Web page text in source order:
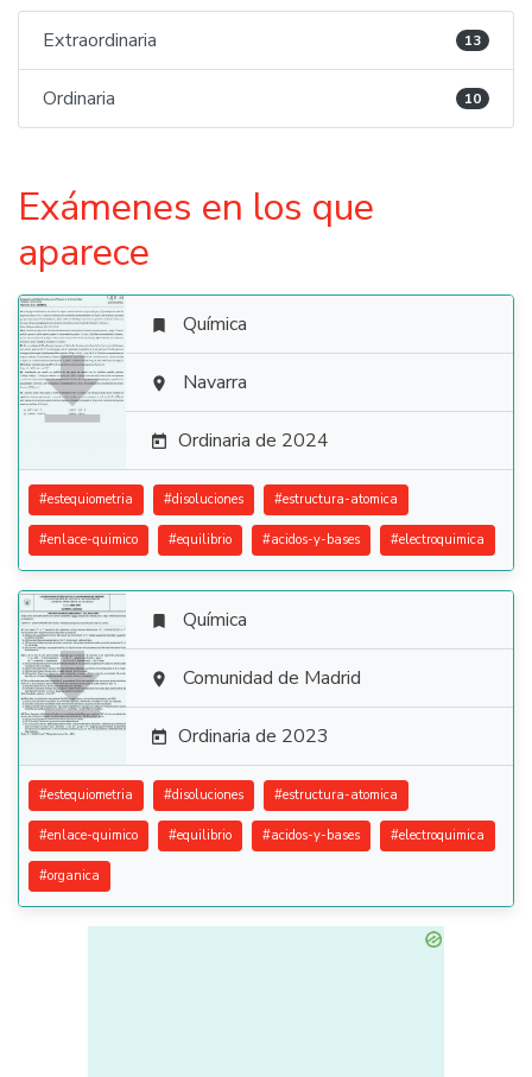
Extraordinaria 13
Ordinaria 10
Exámenes en los que
aparece

 Química
 Navarra
 Ordinaria de 2024
#estequiometria #disoluciones #estructura-atomica
#enlace-quimico #equilibrio #acidos-y-bases #electroquimica

 Química
 Comunidad de Madrid
 Ordinaria de 2023
#estequiometria #disoluciones #estructura-atomica
#enlace-quimico #equilibrio #acidos-y-bases #electroquimica
#organica